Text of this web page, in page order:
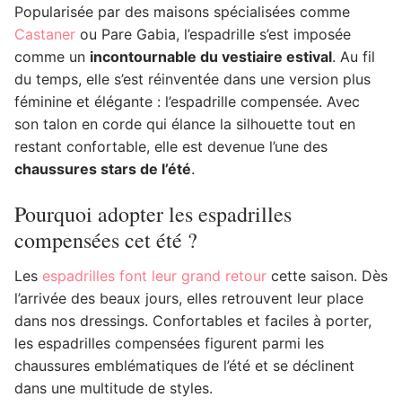
Popularisée par des maisons spécialisées comme
Castaner ou Pare Gabia, l’espadrille s’est imposée
comme un incontournable du vestiaire estival. Au fil
du temps, elle s’est réinventée dans une version plus
féminine et élégante : l’espadrille compensée. Avec
son talon en corde qui élance la silhouette tout en
restant confortable, elle est devenue l’une des
chaussures stars de l’été.
Pourquoi adopter les espadrilles
compensées cet été ?
Les espadrilles font leur grand retour cette saison. Dès
l’arrivée des beaux jours, elles retrouvent leur place
dans nos dressings. Confortables et faciles à porter,
les espadrilles compensées figurent parmi les
chaussures emblématiques de l’été et se déclinent
dans une multitude de styles.